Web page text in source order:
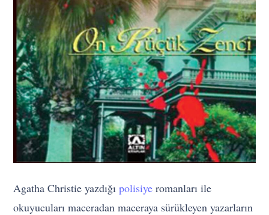
Agatha Christie yazdığıpolisiye romanları ile
okuyucuları maceradan maceraya sürükleyen yazarların